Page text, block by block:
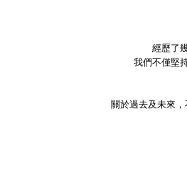
經歷了
我們不僅堅
關於過去及未來